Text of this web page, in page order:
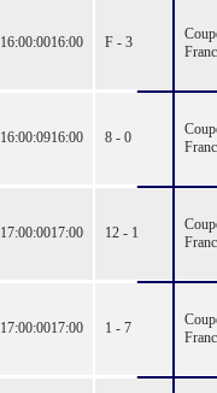
16:00:0016:00 F - 3
16:00:0916:00 8 - 0
17:00:0017:00 12 - 1
17:00:0017:00 1 - 7